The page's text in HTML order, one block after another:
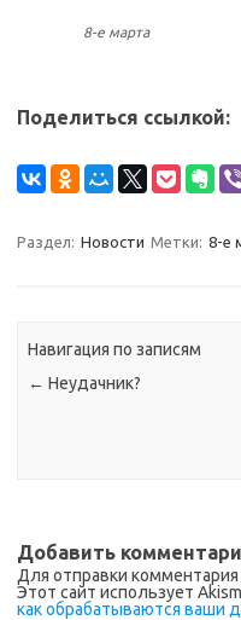
8-е марта
Поделиться ссылкой:
Раздел: Новости Метки: 8-е
Навигация по записям
← Неудачник?
Добавить
Для отправки
Этот сайт использует
как обрабатываются ваши